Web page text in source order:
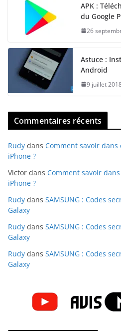
APK :
du Google
26
Astuce :
Android
9 juillet
Commentaires récents
Rudy dans Comment savoir
iPhone ?
Victor dans Comment savoir
iPhone ?
Rudy dans SAMSUNG : Codes
Galaxy
Rudy dans SAMSUNG : Codes
Galaxy
Rudy dans SAMSUNG : Codes
Galaxy